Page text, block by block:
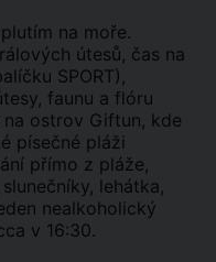
na moře.
útesů, čas na
SPORT),
faunu a flóru
na ostrov Giftun, kde
písečné pláži
přímo z pláže,
lehátka,
nealkoholický
v 16:30.